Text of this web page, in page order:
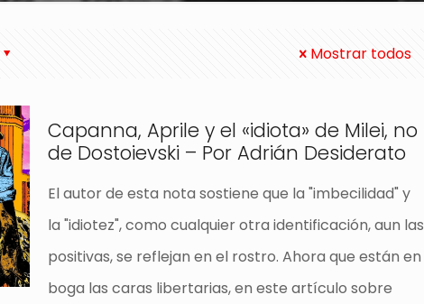
Mostrar todos
Capanna, Aprile y el «idiota» de Milei, no
de Dostoievski – Por Adrián Desiderato
El autor de esta nota sostiene que la "imbecilidad" y
la "idiotez", como cualquier otra identificación, aun las
positivas, se reflejan en el rostro. Ahora que están en
boga las caras libertarias, en este artículo sobre